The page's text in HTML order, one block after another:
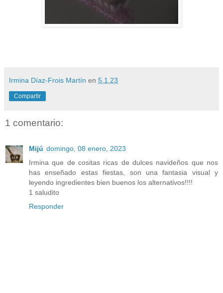
Irmina Díaz-Frois Martín en 5.1.23
Compartir
1 comentario:
Mijú domingo, 08 enero, 2023
Irmina que de cositas ricas de dulces navideños que nos
has enseñado estas fiestas, son una fantasia visual y
leyendo ingredientes bien buenos los alternativos!!!!
1 saludito
Responder